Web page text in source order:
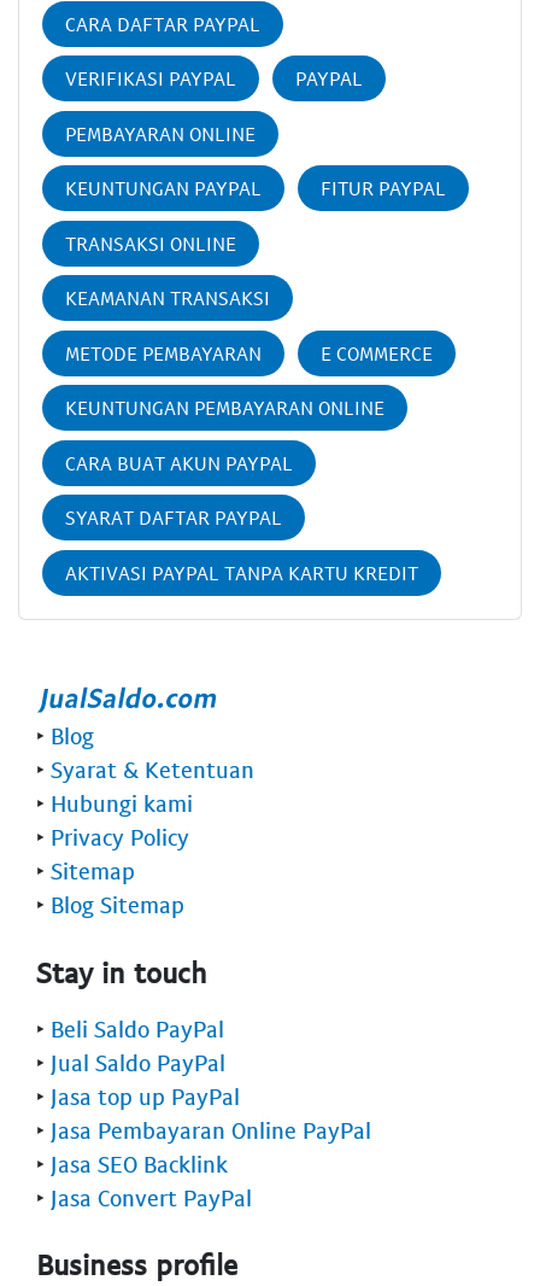
CARA DAFTAR PAYPAL
VERIFIKASI PAYPAL PAYPAL
PEMBAYARAN ONLINE
KEUNTUNGAN PAYPAL FITUR PAYPAL
TRANSAKSI ONLINE
KEAMANAN TRANSAKSI
METODE PEMBAYARAN E COMMERCE
KEUNTUNGAN PEMBAYARAN ONLINE
CARA BUAT AKUN PAYPAL
SYARAT DAFTAR PAYPAL
AKTIVASI PAYPAL TANPA KARTU KREDIT
‣ Blog
‣ Syarat & Ketentuan
‣ Hubungi kami
‣ Privacy Policy
‣ Sitemap
‣ Blog Sitemap
Stay in touch
‣ Beli Saldo PayPal
‣ Jual Saldo PayPal
‣ Jasa top up PayPal
‣ Jasa Pembayaran Online PayPal
‣ Jasa SEO Backlink
‣ Jasa Convert PayPal
Business profile